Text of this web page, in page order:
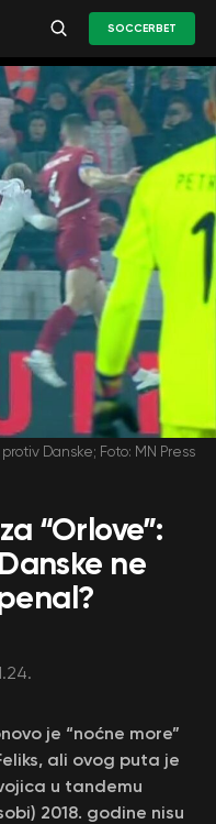
SOCCERBET
Danske; Foto: MN Press
“Orlove”:
ne
je “noćne more”
ali ovog puta je
u tandemu
2018. godine nisu